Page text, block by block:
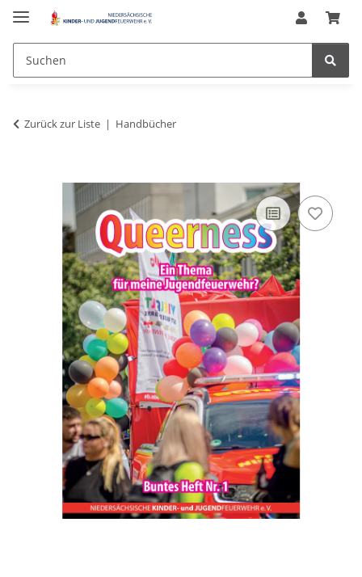
Zurück zur Liste Handbücher